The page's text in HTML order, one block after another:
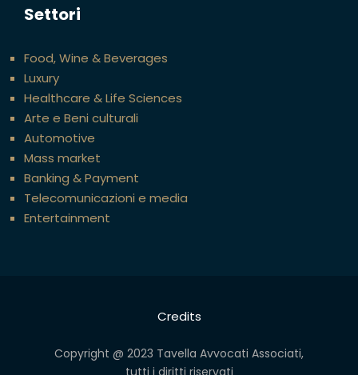
Settori
Food, Wine & Beverages
Luxury
Healthcare & Life Sciences
Arte e Beni culturali
Automotive
Mass market
Banking & Payment
Telecomunicazioni e media
Entertainment
Credits
Copyright @ 2023 Tavella Avvocati Associati,
tutti i diritti riservati